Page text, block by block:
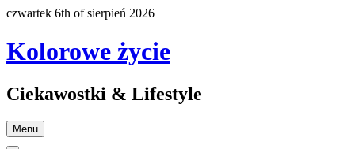
czwartek 6th of sierpień 2026
Kolorowe życie
Ciekawostki & Lifestyle
Menu